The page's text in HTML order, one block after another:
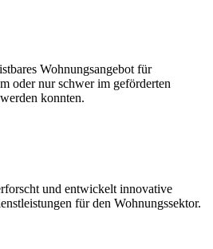
Wohnungsangebot für
oder nur schwer im geförderten
konnten.
und entwickelt innovative
für den Wohnungssektor.